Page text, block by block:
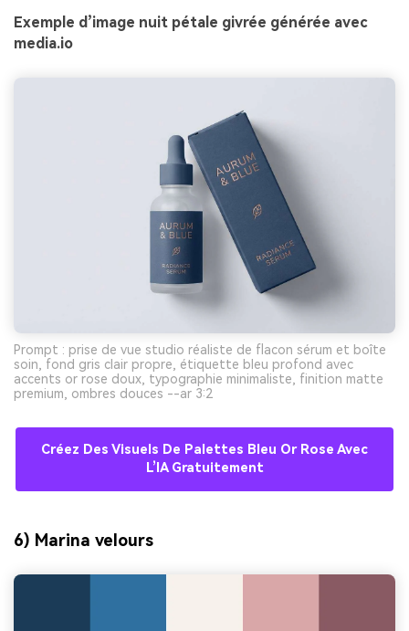
Exemple d’image nuit pétale givrée générée avec
media.io
Prompt : prise de vue studio réaliste de flacon sérum et boîte
soin, fond gris clair propre, étiquette bleu profond avec
accents or rose doux, typographie minimaliste, finition matte
premium, ombres douces --ar 3:2
Créez Des Visuels De Palettes Bleu Or Rose Avec
L’IA Gratuitement
6) Marina velours